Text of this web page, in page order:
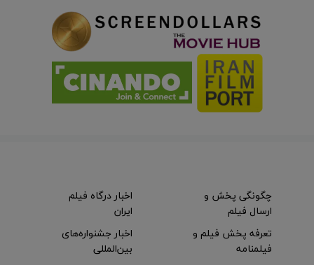
چگونگی پخش و
ارسال فیلم
تعرفه پخش فیلم و
فیلمنامه
اخبار درگاه فیلم
ایران
اخبار جشنواره‌های
بین‌المللی